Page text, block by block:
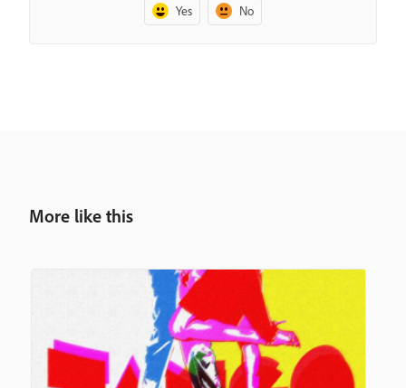
Yes No
More like this